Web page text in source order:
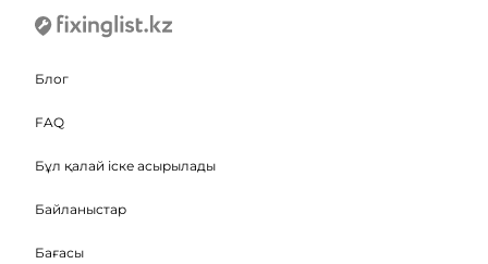
Блог
FAQ
Бұл қалай іске асырылады
Байланыстар
Бағасы